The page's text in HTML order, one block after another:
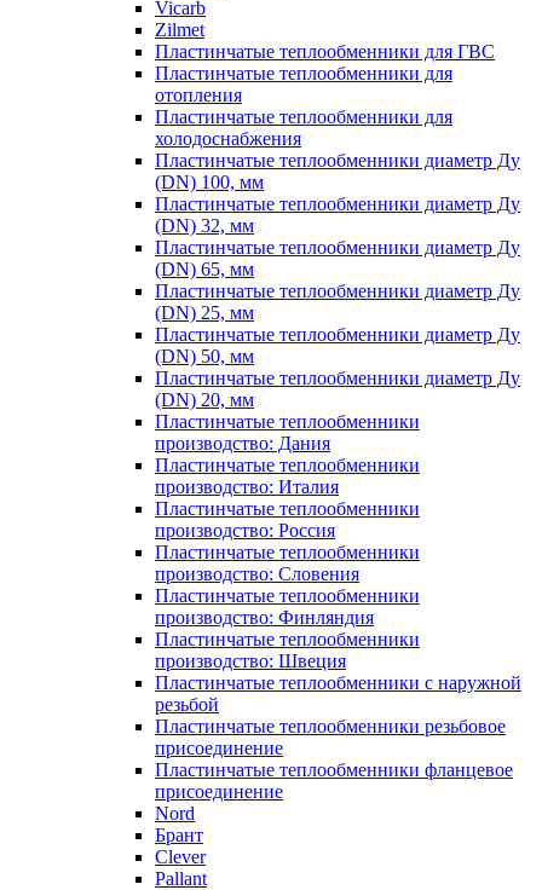
Vicarb
Zilmet
Пластинчатые теплообменники для ГВС
Пластинчатые теплообменники для
отопления
Пластинчатые теплообменники для
холодоснабжения
Пластинчатые теплообменники диаметр Ду
(DN) 100, мм
Пластинчатые теплообменники диаметр Ду
(DN) 32, мм
Пластинчатые теплообменники диаметр Ду
(DN) 65, мм
Пластинчатые теплообменники диаметр Ду
(DN) 25, мм
Пластинчатые теплообменники диаметр Ду
(DN) 50, мм
Пластинчатые теплообменники диаметр Ду
(DN) 20, мм
Пластинчатые теплообменники
производство: Дания
Пластинчатые теплообменники
производство: Италия
Пластинчатые теплообменники
производство: Россия
Пластинчатые теплообменники
производство: Словения
Пластинчатые теплообменники
производство: Финляндия
Пластинчатые теплообменники
производство: Швеция
Пластинчатые теплообменники с наружной
резьбой
Пластинчатые теплообменники резьбовое
присоединение
Пластинчатые теплообменники фланцевое
присоединение
Nord
Брант
Clever
Pallant